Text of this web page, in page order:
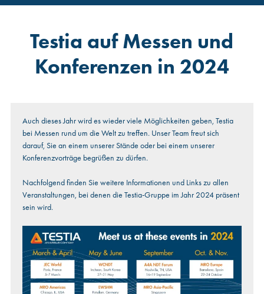
Testia auf Messen und
Konferenzen in 2024
Auch dieses Jahr wird es wieder viele Möglichkeiten geben, Testia
bei Messen rund um die Welt zu treffen. Unser Team freut sich
darauf, Sie an einem unserer Stände oder bei einem unserer
Konferenzvorträge begrüßen zu dürfen.
Nachfolgend finden Sie weitere Informationen und Links zu allen
Veranstaltungen, bei denen die Testia-Gruppe im Jahr 2024 präsent
sein wird.